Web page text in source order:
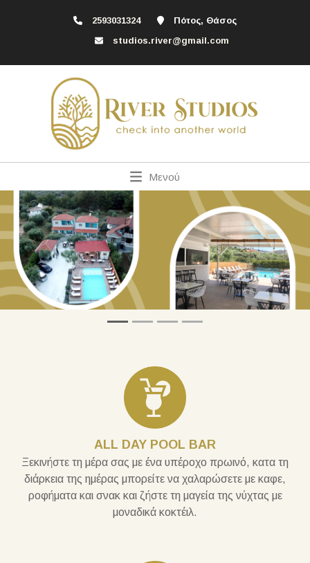
2593031324
Πότος, Θάσος
studios.river@gmail.com
Μενού
ALL DAY POOL BAR
Ξεκινήστε τη μέρα σας με ένα υπέροχο πρωινό, κατα τη
διάρκεια της ημέρας μπορείτε να χαλαρώσετε με καφε,
ροφήματα και σνακ και ζήστε τη μαγεία της νύχτας με
μοναδικά κοκτέιλ.